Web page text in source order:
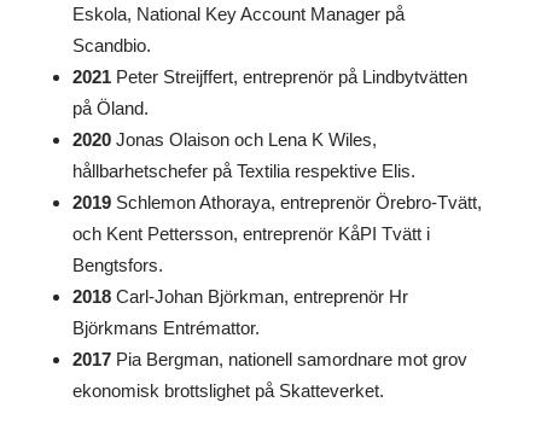
Eskola, National Key Account Manager på
Scandbio.
2021Peter Streijffert, entreprenör på Lindbytvätten
på Öland.
2020Jonas Olaison och Lena K Wiles,
hållbarhetschefer på Textilia respektive Elis.
2019Schlemon Athoraya, entreprenör Örebro-Tvätt,
och Kent Pettersson, entreprenör KåPI Tvätt i
Bengtsfors.
2018Carl-Johan Björkman, entreprenör Hr
Björkmans Entrémattor.
2017Pia Bergman, nationell samordnare mot grov
ekonomisk brottslighet på Skatteverket.